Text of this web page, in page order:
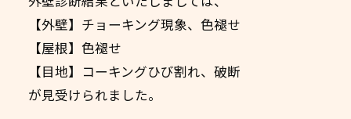
【外壁】チョーキング現象、色褪せ
【屋根】色褪せ
【目地】コーキングひび割れ、破断
が見受けられました。